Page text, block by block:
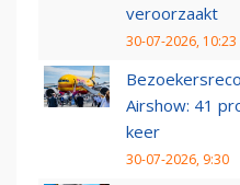
veroorzaakt
30-07-2026, 10:23
Airshow: 41
keer
30-07-2026, 9:30